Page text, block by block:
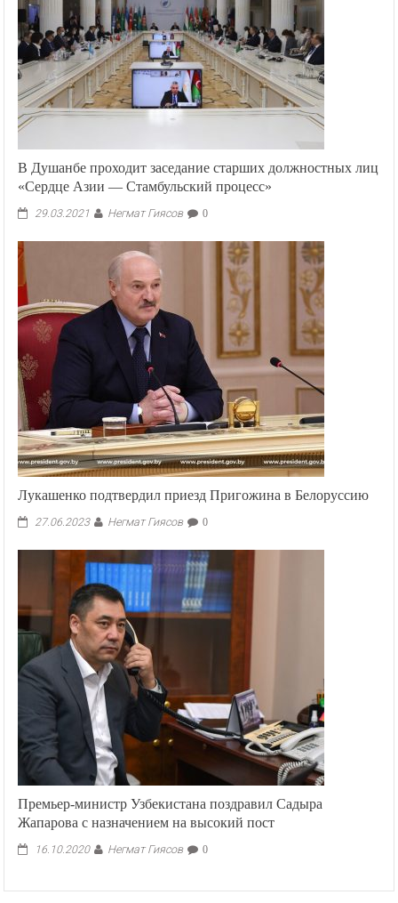
В Душанбе проходит заседание старших должностных лиц
«Сердце Азии — Стамбульский процесс»
29.03.2021 Негмат Гиясов 0
Лукашенко подтвердил приезд Пригожина в Белоруссию
27.06.2023 Негмат Гиясов 0
Премьер-министр Узбекистана поздравил Садыра
Жапарова с назначением на высокий пост
16.10.2020 Негмат Гиясов 0